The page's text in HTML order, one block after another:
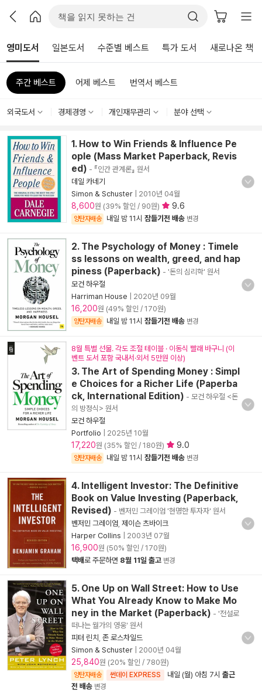
영미도서 일본도서 수준별 베스트 특가 도서 새로나온 책
주간 베스트 어제 베스트 번역서 베스트
외국도서 경제경영 개인재무관리 분야 선택
1. How to Win Friends & Influence Pe
ople (Mass Market Paperback, Revis
ed) - 『인간 관계론』 원서
데일 카네기
Simon & Schuster
2010년 04월
8,600원 (39% 할인 / 90원) 9.6
양탄자배송 내일 밤 11시 잠들기전 배송 변경
2. The Psychology of Money : Timele
ss lessons on wealth, greed, and hap
piness (Paperback) - '돈의 심리학' 원서
모건 하우절
Harriman House
2020년 09월
16,200원 (49% 할인 / 170원)
양탄자배송 내일 밤 11시 잠들기전 배송 변경
8월 특별 선물. 각도 조절 테이블 · 이동식 빨래 바구니 (이
벤트 도서 포함 국내서·외서 5만원 이상)
3. The Art of Spending Money : Simpl
e Choices for a Richer Life (Paperba
ck, International Edition) - 모건 하우절 <돈
의 방정식> 원서
모건 하우절
Portfolio
2025년 10월
17,220원 (35% 할인 / 180원) 9.0
양탄자배송 내일 밤 11시 잠들기전 배송 변경
4. Intelligent Investor: The Definitive
Book on Value Investing (Paperback,
Revised) - 벤저민 그레이엄 '현명한 투자자' 원서
벤저민 그레이엄 제이슨 츠바이크
Harper Collins
2003년 07월
16,900원 (50% 할인 / 170원)
택배로 주문하면 8월 11일 출고 변경
5. One Up on Wall Street: How to Use
What You Already Know to Make Mo
ney in the Market (Paperback) - '전설로
떠나는 월가의 영웅' 원서
피터 린치 존 로스차일드
Simon & Schuster
2000년 04월
25,840원 (20% 할인 / 780원)
양탄자배송 썬데이 EXPRESS 내일 (월) 아침 7시 출근
전 배송 변경